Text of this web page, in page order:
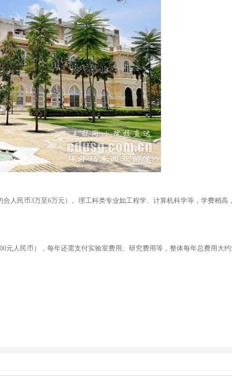
人民币3万至6万元）。理工科类专业如工程学、计算机科学等，学费稍高
人民币），每年还需支付实验室费用、研究费用等，整体每年总费用大